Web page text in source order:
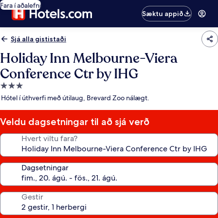
Fara í aðalefni
Sæktu appið
Sjá alla gististaði
Holiday Inn Melbourne-Viera
Conference Ctr by IHG
3.0
stjörnu
Hótel í úthverfi með útilaug, Brevard Zoo nálægt.
Veldu dagsetningar til að sjá verð
Hvert viltu fara?
Dagsetningar
Gestir